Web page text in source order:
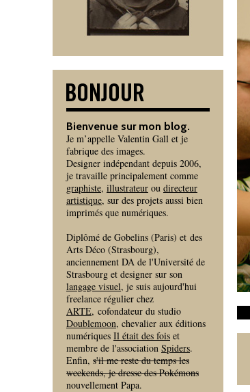
Bienvenue sur mon blog.
Je m’appelle Valentin Gall et je
fabrique des images.
Designer indépendant depuis 2006,
je travaille principalement comme
graphiste, illustrateur ou directeur
artistique, sur des projets aussi bien
imprimés que numériques.
Diplômé de Gobelins (Paris) et des
Arts Déco (Strasbourg),
anciennement DA de l'Université de
Strasbourg et designer sur son
langage visuel, je suis aujourd'hui
freelance régulier chez
ARTE, cofondateur du studio
Doublemoon, chevalier aux éditions
numériques Il était des fois et
membre de l'association Spiders.
Enfin, s'il me reste du temps les
weekends, je dresse des Pokémons
nouvellement Papa.